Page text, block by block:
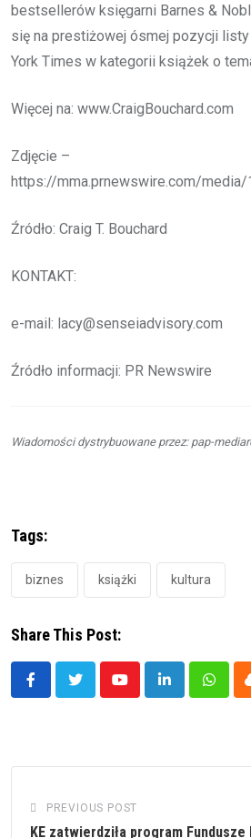
bestsellerów księgarni Barnes &
się na prestiżowej ósmej pozycji
York Times w kategorii książek o
Więcej na: www.CraigBouchard.com
Zdjęcie –
https://mma.prnewswire.com/
Źródło: Craig T. Bouchard
KONTAKT:
e-mail: lacy@senseiadvisory.com
Źródło informacji: PR Newswire
Wiadomości dystrybuowane przez: pap-
Tags:
biznes książki kultura
Share This Post:
YoutubeLinkedIn
PREVIOUS POST
KE zatwierdziła program